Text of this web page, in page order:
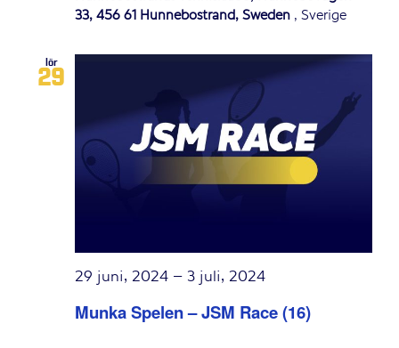
33, 456 61 Hunnebostrand, Sweden , Sverige
lör
29
Munka Spelen – JSM Race (16)
29 juni, 2024 – 3 juli, 2024